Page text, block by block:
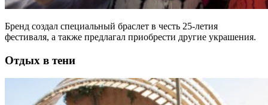
Бренд создал специальный браслет в честь 25-летия
фестиваля, а также предлагал приобрести другие украшения.
Отдых в тени